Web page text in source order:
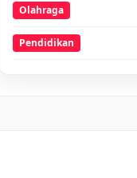
Olahraga
Pendidikan